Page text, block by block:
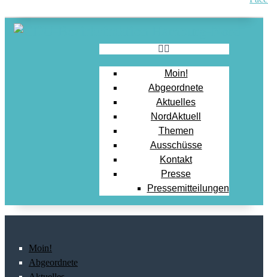
Moin!
Abgeordnete
Aktuelles
NordAktuell
Themen
Ausschüsse
Kontakt
Presse
Pressemitteilungen
Moin!
Abgeordnete